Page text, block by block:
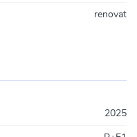
renovat
2025